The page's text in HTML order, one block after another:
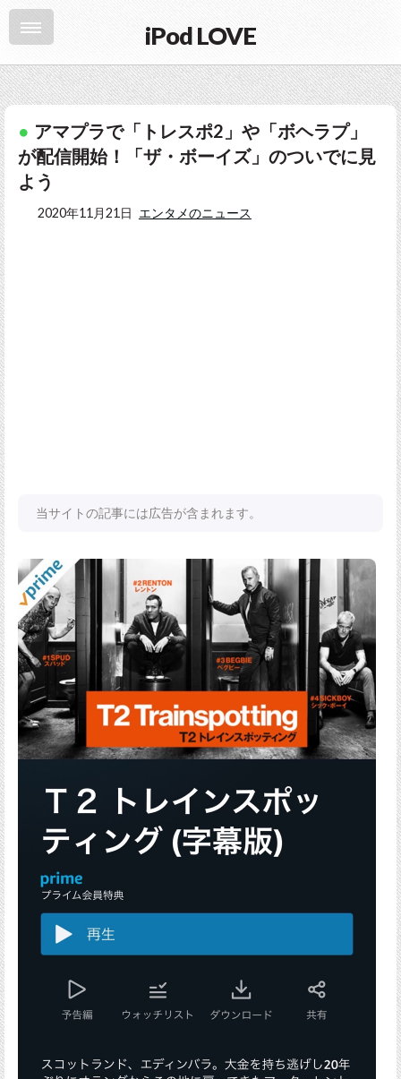
iPod LOVE
アマプラで「トレスポ2」や「ボヘラプ」
が配信開始！「ザ・ボーイズ」のついでに見
よう
2020年11月21日 エンタメのニュース
当サイトの記事には広告が含まれます。